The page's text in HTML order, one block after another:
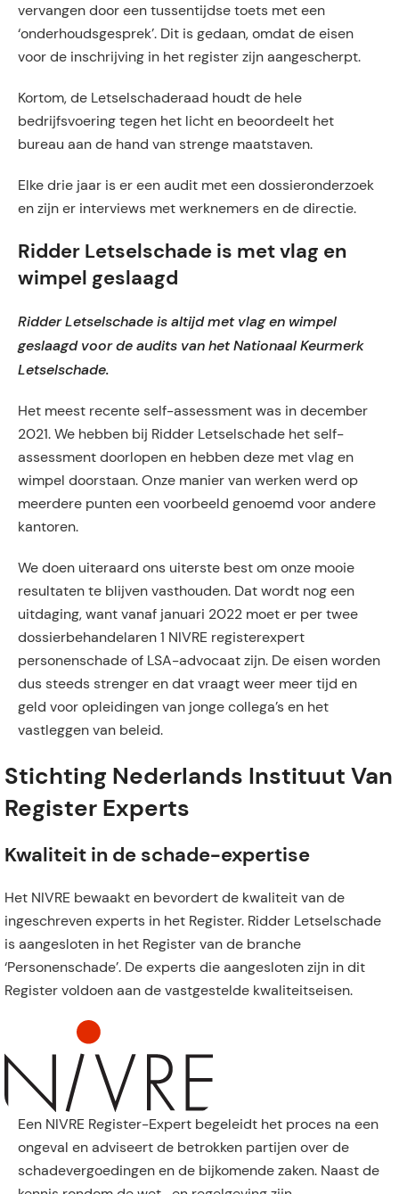
vervangen door een tussentijdse toets met een
‘onderhoudsgesprek’. Dit is gedaan, omdat de eisen
voor de inschrijving in het register zijn aangescherpt.
Kortom, de Letselschaderaad houdt de hele
bedrijfsvoering tegen het licht en beoordeelt het
bureau aan de hand van strenge maatstaven.
Elke drie jaar is er een audit met een dossieronderzoek
en zijn er interviews met werknemers en de directie.
Ridder Letselschade is met vlag en
wimpel geslaagd
Ridder Letselschade is altijd met vlag en wimpel
geslaagd voor de audits van het Nationaal Keurmerk
Letselschade.
Het meest recente self-assessment was in december
2021. We hebben bij Ridder Letselschade het self-
assessment doorlopen en hebben deze met vlag en
wimpel doorstaan. Onze manier van werken werd op
meerdere punten een voorbeeld genoemd voor andere
kantoren.
We doen uiteraard ons uiterste best om onze mooie
resultaten te blijven vasthouden. Dat wordt nog een
uitdaging, want vanaf januari 2022 moet er per twee
dossierbehandelaren 1 NIVRE registerexpert
personenschade of LSA-advocaat zijn. De eisen worden
dus steeds strenger en dat vraagt weer meer tijd en
geld voor opleidingen van jonge collega’s en het
vastleggen van beleid.
Stichting Nederlands Instituut Van
Register Experts
Kwaliteit in de schade-expertise
Het NIVRE bewaakt en bevordert de kwaliteit van de
ingeschreven experts in het Register. Ridder Letselschade
is aangesloten in het Register van de branche
‘Personenschade’. De experts die aangesloten zijn in dit
Register voldoen aan de vastgestelde kwaliteitseisen.
Een NIVRE Register-Expert begeleidt het proces na een
ongeval en adviseert de betrokken partijen over de
schadevergoedingen en de bijkomende zaken. Naast de